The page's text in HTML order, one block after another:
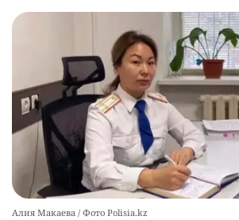
2388 3 50
🇫🇷 Клуб ПСЖ объявил об
футбольной академии в Астане
2572 38
Алия Макаева / Фото Polisia.kz